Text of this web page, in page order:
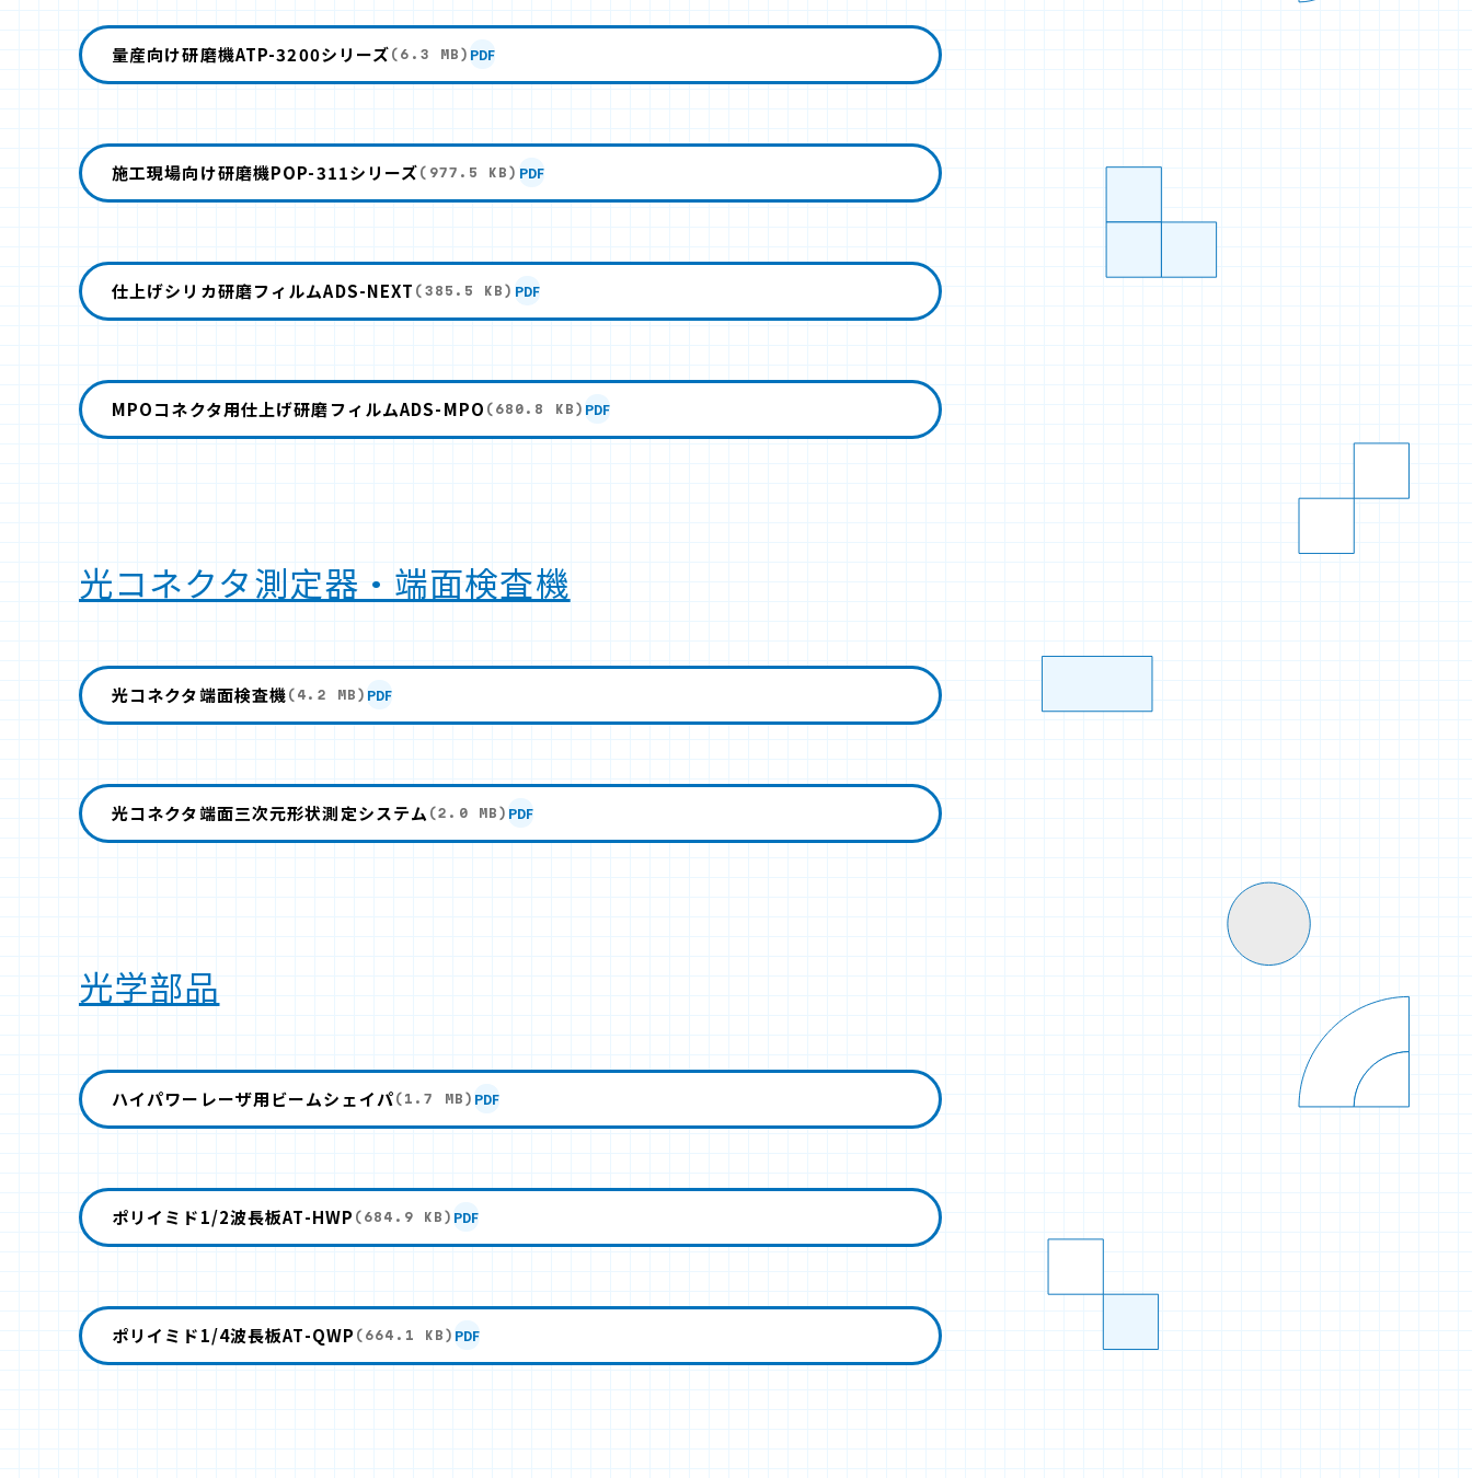
量産向け研磨機ATP-3200シリーズ (6.3 MB) PDF
施工現場向け研磨機POP-311シリーズ (977.5 KB) PDF
仕上げシリカ研磨フィルムADS-NEXT (385.5 KB) PDF
MPOコネクタ用仕上げ研磨フィルムADS-MPO (680.8 KB) PDF
光コネクタ測定器・端面検査機
光コネクタ端面検査機 (4.2 MB) PDF
光コネクタ端面三次元形状測定システム (2.0 MB) PDF
光学部品
ハイパワーレーザ用ビームシェイパ (1.7 MB) PDF
ポリイミド1/2波長板AT-HWP (684.9 KB) PDF
ポリイミド1/4波長板AT-QWP (664.1 KB) PDF